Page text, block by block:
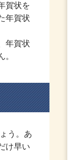
賀状を
年賀状
年賀状
う。あ
け早い